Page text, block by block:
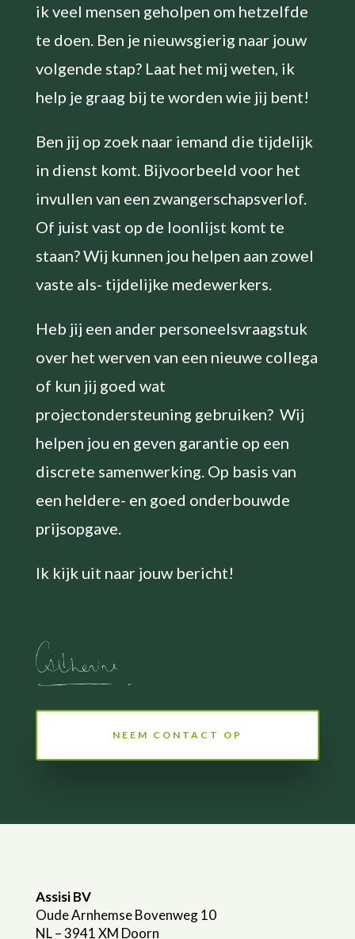
ik veel mensen geholpen om hetzelfde
te doen. Ben je nieuwsgierig naar jouw
volgende stap? Laat het mij weten, ik
help je graag bij te worden wie jij bent!
Ben jij op zoek naar iemand die tijdelijk
in dienst komt. Bijvoorbeeld voor het
invullen van een zwangerschapsverlof.
Of juist vast op de loonlijst komt te
staan? Wij kunnen jou helpen aan zowel
vaste als- tijdelijke medewerkers.
Heb jij een ander personeelsvraagstuk
over het werven van een nieuwe collega
of kun jij goed wat
projectondersteuning gebruiken? Wij
helpen jou en geven garantie op een
discrete samenwerking. Op basis van
een heldere- en goed onderbouwde
prijsopgave.
Ik kijk uit naar jouw bericht!
NEEM CONTACT OP
Assisi BV
Oude Arnhemse Bovenweg 10
NL – 3941 XM Doorn